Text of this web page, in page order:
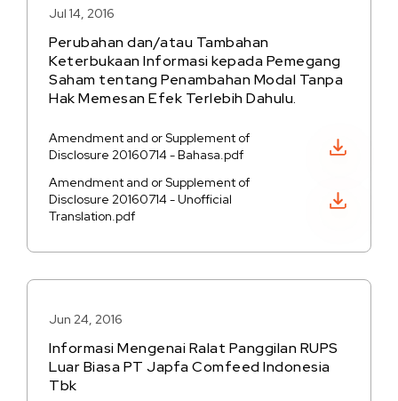
Jul 14, 2016
Perubahan dan/atau Tambahan
Keterbukaan Informasi kepada Pemegang
Saham tentang Penambahan Modal Tanpa
Hak Memesan Efek Terlebih Dahulu.
Amendment and or Supplement of
Disclosure 20160714 - Bahasa.pdf
Amendment and or Supplement of
Disclosure 20160714 - Unofficial
Translation.pdf
Jun 24, 2016
Informasi Mengenai Ralat Panggilan RUPS
Luar Biasa PT Japfa Comfeed Indonesia
Tbk